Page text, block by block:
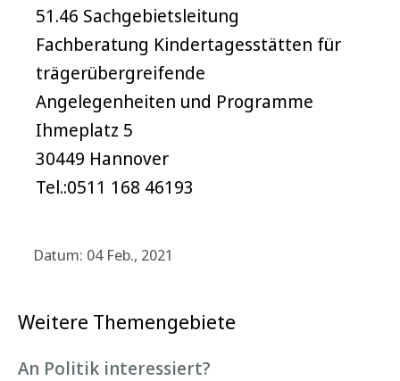
51.46 Sachgebietsleitung
Fachberatung Kindertagesstätten für
trägerübergreifende
Angelegenheiten und Programme
Ihmeplatz 5
30449 Hannover
Tel.:0511 168 46193
Datum: 04 Feb., 2021
Weitere Themengebiete
An Politik interessiert?